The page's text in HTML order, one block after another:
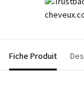
Fiche Produit